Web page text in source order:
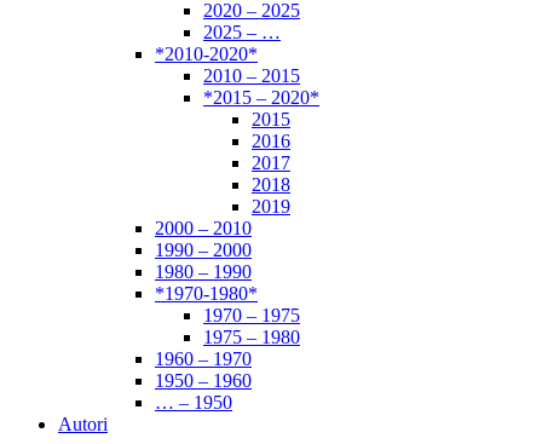
2020 – 2025
2025 – …
*2010-2020*
2010 – 2015
*2015 – 2020*
2015
2016
2017
2018
2019
2000 – 2010
1990 – 2000
1980 – 1990
*1970-1980*
1970 – 1975
1975 – 1980
1960 – 1970
1950 – 1960
… – 1950
Autori